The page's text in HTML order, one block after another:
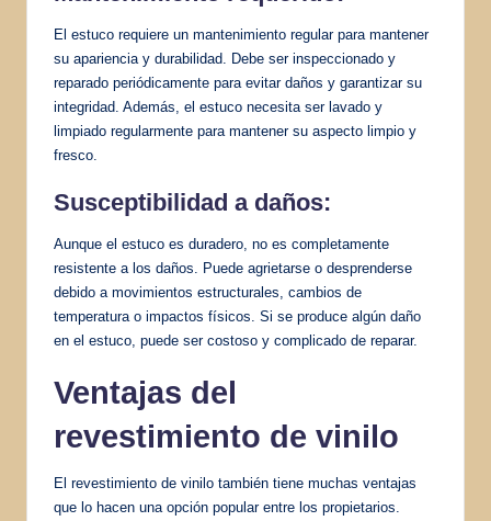
El estuco requiere un mantenimiento regular para mantener
su apariencia y durabilidad. Debe ser inspeccionado y
reparado periódicamente para evitar daños y garantizar su
integridad. Además, el estuco necesita ser lavado y
limpiado regularmente para mantener su aspecto limpio y
fresco.
Susceptibilidad a daños:
Aunque el estuco es duradero, no es completamente
resistente a los daños. Puede agrietarse o desprenderse
debido a movimientos estructurales, cambios de
temperatura o impactos físicos. Si se produce algún daño
en el estuco, puede ser costoso y complicado de reparar.
Ventajas del
revestimiento de vinilo
El revestimiento de vinilo también tiene muchas ventajas
que lo hacen una opción popular entre los propietarios.